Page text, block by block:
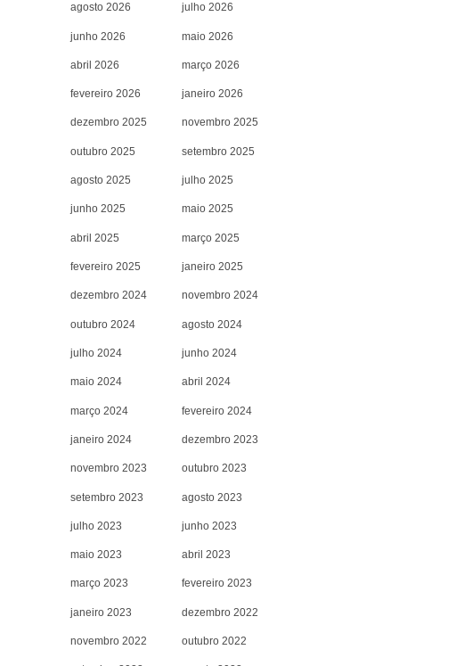
agosto 2026 julho 2026
junho 2026 maio 2026
abril 2026 março 2026
fevereiro 2026 janeiro 2026
dezembro 2025 novembro 2025
outubro 2025 setembro 2025
agosto 2025 julho 2025
junho 2025 maio 2025
abril 2025 março 2025
fevereiro 2025 janeiro 2025
dezembro 2024 novembro 2024
outubro 2024 agosto 2024
julho 2024 junho 2024
maio 2024 abril 2024
março 2024 fevereiro 2024
janeiro 2024 dezembro 2023
novembro 2023 outubro 2023
setembro 2023 agosto 2023
julho 2023 junho 2023
maio 2023 abril 2023
março 2023 fevereiro 2023
janeiro 2023 dezembro 2022
novembro 2022 outubro 2022